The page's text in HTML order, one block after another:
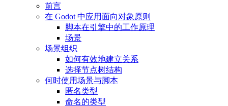
前言
在 Godot 中应用面向对象原则
脚本在引擎中的工作原理
场景
场景组织
如何有效地建立关系
选择节点树结构
何时使用场景与脚本
匿名类型
命名的类型